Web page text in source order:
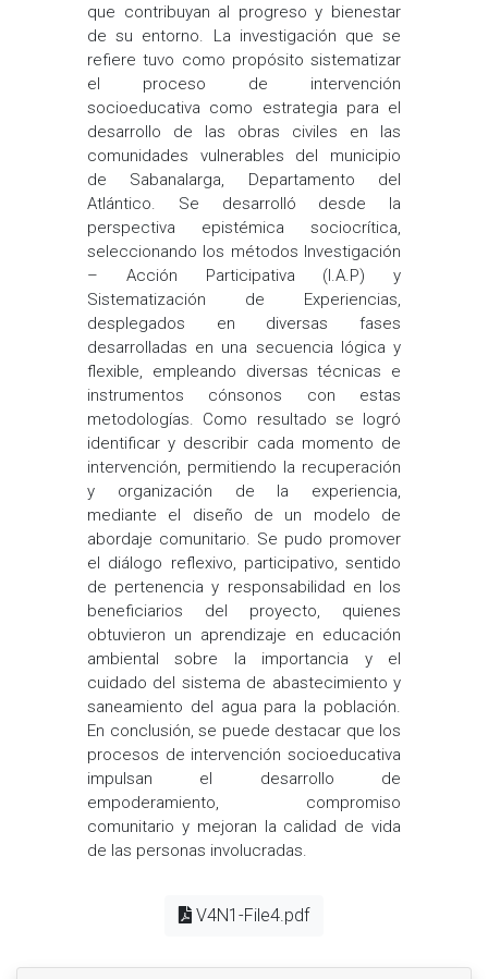
que contribuyan al progreso y bienestar
de su entorno. La investigación que se
refiere tuvo como propósito sistematizar
el proceso de intervención
socioeducativa como estrategia para el
desarrollo de las obras civiles en las
comunidades vulnerables del municipio
de Sabanalarga, Departamento del
Atlántico. Se desarrolló desde la
perspectiva epistémica sociocrítica,
seleccionando los métodos Investigación
– Acción Participativa (I.A.P) y
Sistematización de Experiencias,
desplegados en diversas fases
desarrolladas en una secuencia lógica y
flexible, empleando diversas técnicas e
instrumentos cónsonos con estas
metodologías. Como resultado se logró
identificar y describir cada momento de
intervención, permitiendo la recuperación
y organización de la experiencia,
mediante el diseño de un modelo de
abordaje comunitario. Se pudo promover
el diálogo reflexivo, participativo, sentido
de pertenencia y responsabilidad en los
beneficiarios del proyecto, quienes
obtuvieron un aprendizaje en educación
ambiental sobre la importancia y el
cuidado del sistema de abastecimiento y
saneamiento del agua para la población.
En conclusión, se puede destacar que los
procesos de intervención socioeducativa
impulsan el desarrollo de
empoderamiento, compromiso
comunitario y mejoran la calidad de vida
de las personas involucradas.
V4N1-File4.pdf